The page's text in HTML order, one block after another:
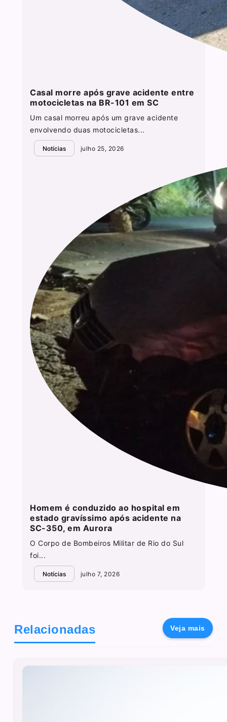
Casal morre após grave acidente entre
motocicletas na BR-101 em SC
Um casal morreu após um grave acidente
envolvendo duas motocicletas...
Notícias julho 25, 2026
Homem é conduzido ao hospital em
estado gravíssimo após acidente na
SC-350, em Aurora
O Corpo de Bombeiros Militar de Rio do Sul
foi...
Notícias julho 7, 2026
Relacionadas Veja mais